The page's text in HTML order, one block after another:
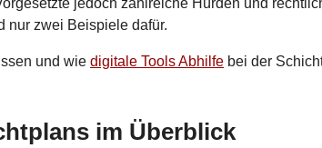
jedoch zahlreiche Hürden und
nur zwei Beispiele dafür.
und wie digitale Tools Abhilfe bei der
im Überblick